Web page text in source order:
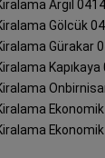
Argıl
Gölcük
Gürakar